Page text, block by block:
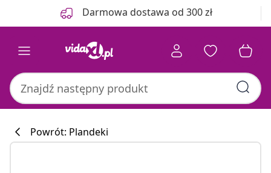
Darmowa dostawa od 300 zł
Powrót: Plandeki